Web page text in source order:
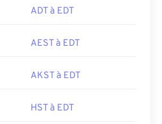
ADT à EDT
AEST à EDT
AKST à EDT
HST à EDT